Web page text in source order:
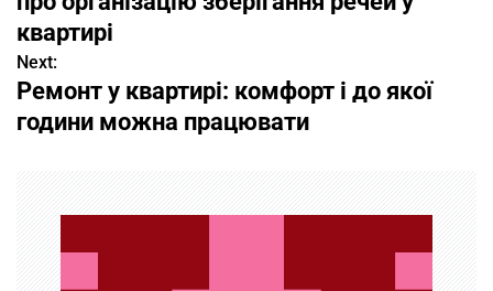
в
и
г
квартирі
Next:
Ремонт у квартирі: комфорт і до якої
години можна працювати